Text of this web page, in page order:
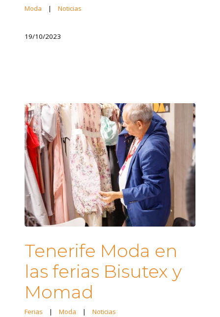
Moda | Noticias
19/10/2023
Tenerife Moda en
las ferias Bisutex y
Momad
Ferias | Moda | Noticias